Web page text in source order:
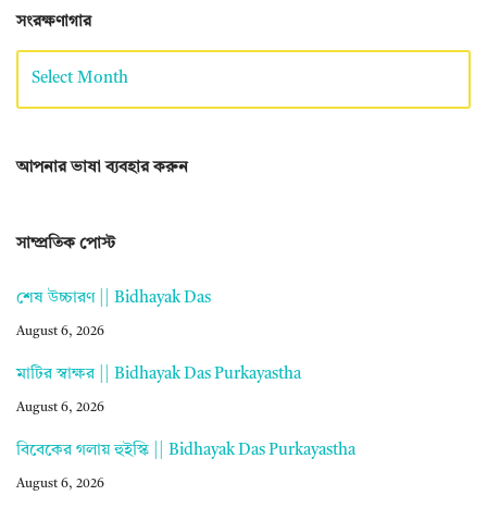
সংরক্ষণাগার
আপনার ভাষা ব্যবহার করুন
সাম্প্রতিক পোস্ট
শেষ উচ্চারণ || Bidhayak Das
August 6, 2026
মাটির স্বাক্ষর || Bidhayak Das Purkayastha
August 6, 2026
বিবেকের গলায় হুইস্কি || Bidhayak Das Purkayastha
August 6, 2026